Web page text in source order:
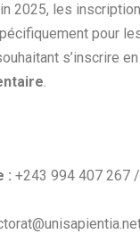
2025, les
pour
s’inscrire en
.
: +243 994 407 267